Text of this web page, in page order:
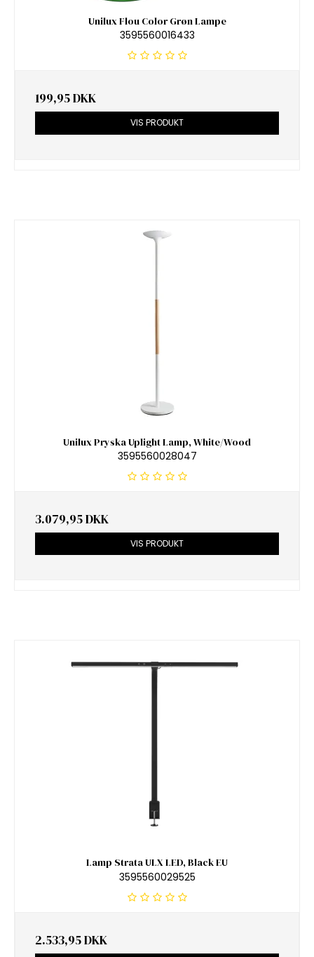
Unilux Flou Color Grøn Lampe
3595560016433
199,95 DKK
VIS PRODUKT
Unilux Pryska Uplight Lamp, White/Wood
3595560028047
3.079,95 DKK
VIS PRODUKT
Lamp Strata ULX LED, Black EU
3595560029525
2.533,95 DKK